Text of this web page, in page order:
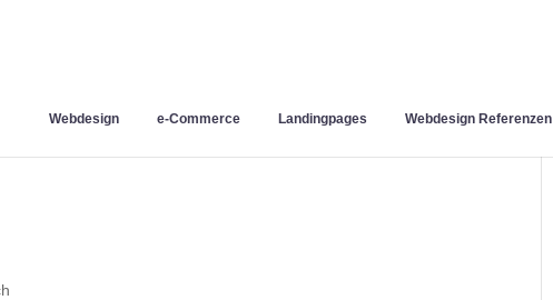
Webdesign e-Commerce Landingpages Webdesign Referenzen